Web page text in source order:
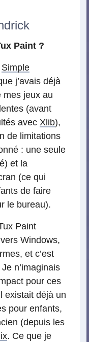
Paint ?
Simple
j’avais déjà
mes jeux au
(avant
avec Xlib),
de limitations
: une seule
et la
(ce qui
de faire
le bureau).
Paint
Windows,
et c’est
n’imaginais
pour ces
existait déjà un
pour enfants,
(depuis les
. Ce que je